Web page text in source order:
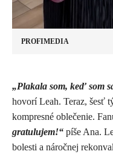
PROFIMEDIA
„Plakala som, keď som
hovorí Leah. Teraz, šesť
kompresné oblečenie.
gratulujem!“ píše Ana.
bolesti a náročnej